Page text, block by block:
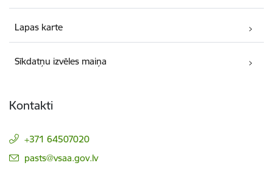
Lapas karte
Sīkdatņu izvēles maiņa
Kontakti
+371 64507020
E-pasts:
pasts@vsaa.gov.lv